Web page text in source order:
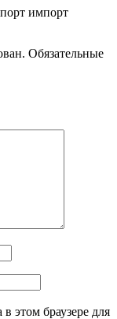
импорт
Обязательные
этом браузере для